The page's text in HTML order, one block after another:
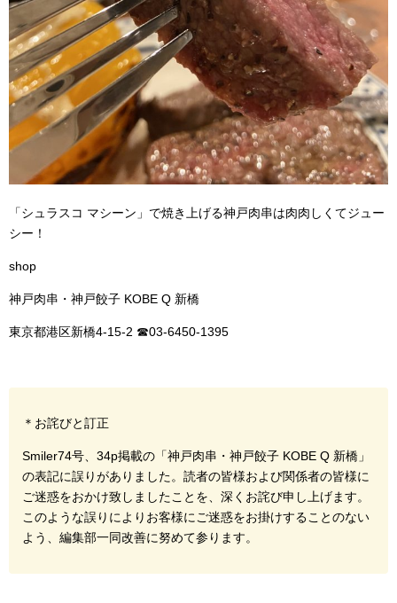
「シュラスコ マシーン」で焼き上げる神戸肉串は肉肉しくてジュー
シー！
shop
神戸肉串・神戸餃子 KOBE Q 新橋
東京都港区新橋4-15-2 ☎︎03-6450-1395
＊お詫びと訂正
Smiler74号、34p掲載の「神戸肉串・神戸餃子 KOBE Q 新橋」
の表記に誤りがありました。読者の皆様および関係者の皆様に
ご迷惑をおかけ致しましたことを、深くお詫び申し上げます。
このような誤りによりお客様にご迷惑をお掛けすることのない
よう、編集部一同改善に努めて参ります。